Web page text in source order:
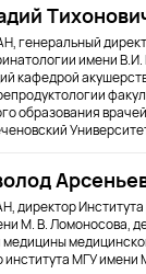
генеральный
имени
кафедрой
образования
директор
М. В. Ломоносова,
института МГУ имени